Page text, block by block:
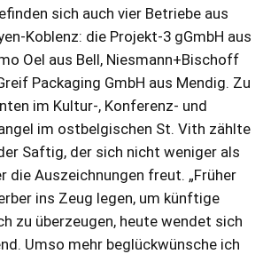
sich auch vier Betriebe aus
Koblenz: die Projekt-3 gGmbH aus
Oel aus Bell, Niesmann+Bischoff
Packaging GmbH aus Mendig. Zu
im Kultur-, Konferenz- und
im ostbelgischen St. Vith zählte
Saftig, der sich nicht weniger als
die Auszeichnungen freut. „Früher
ins Zeug legen, um künftige
zu überzeugen, heute wendet sich
Umso mehr beglückwünsche ich